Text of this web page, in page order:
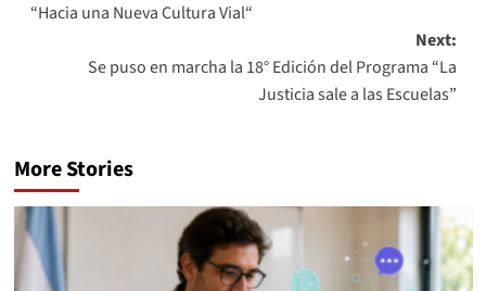
“Hacia una Nueva Cultura Vial“
Next:
Se puso en marcha la 18° Edición del Programa “La
Justicia sale a las Escuelas”
More Stories